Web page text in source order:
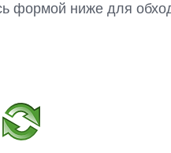
формой ниже для